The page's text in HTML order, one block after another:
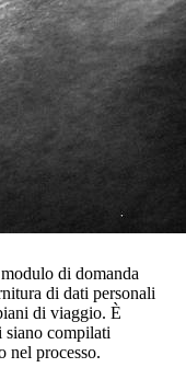
di domanda
di dati personali
di viaggio. È
siano compilati
nel processo.